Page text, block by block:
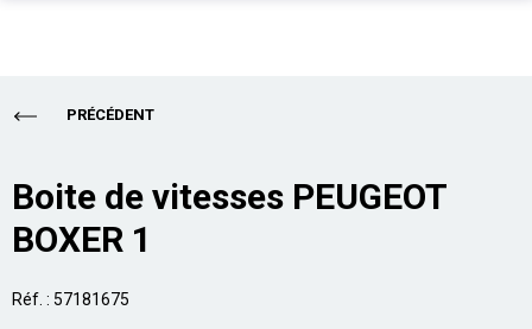
Total
Acheter
ENLÈVEMENT EPAVE
SUR PLACE
PRO
PRÉCÉDENT
Boite de vitesses PEUGEOT
BOXER 1
Réf. : 57181675